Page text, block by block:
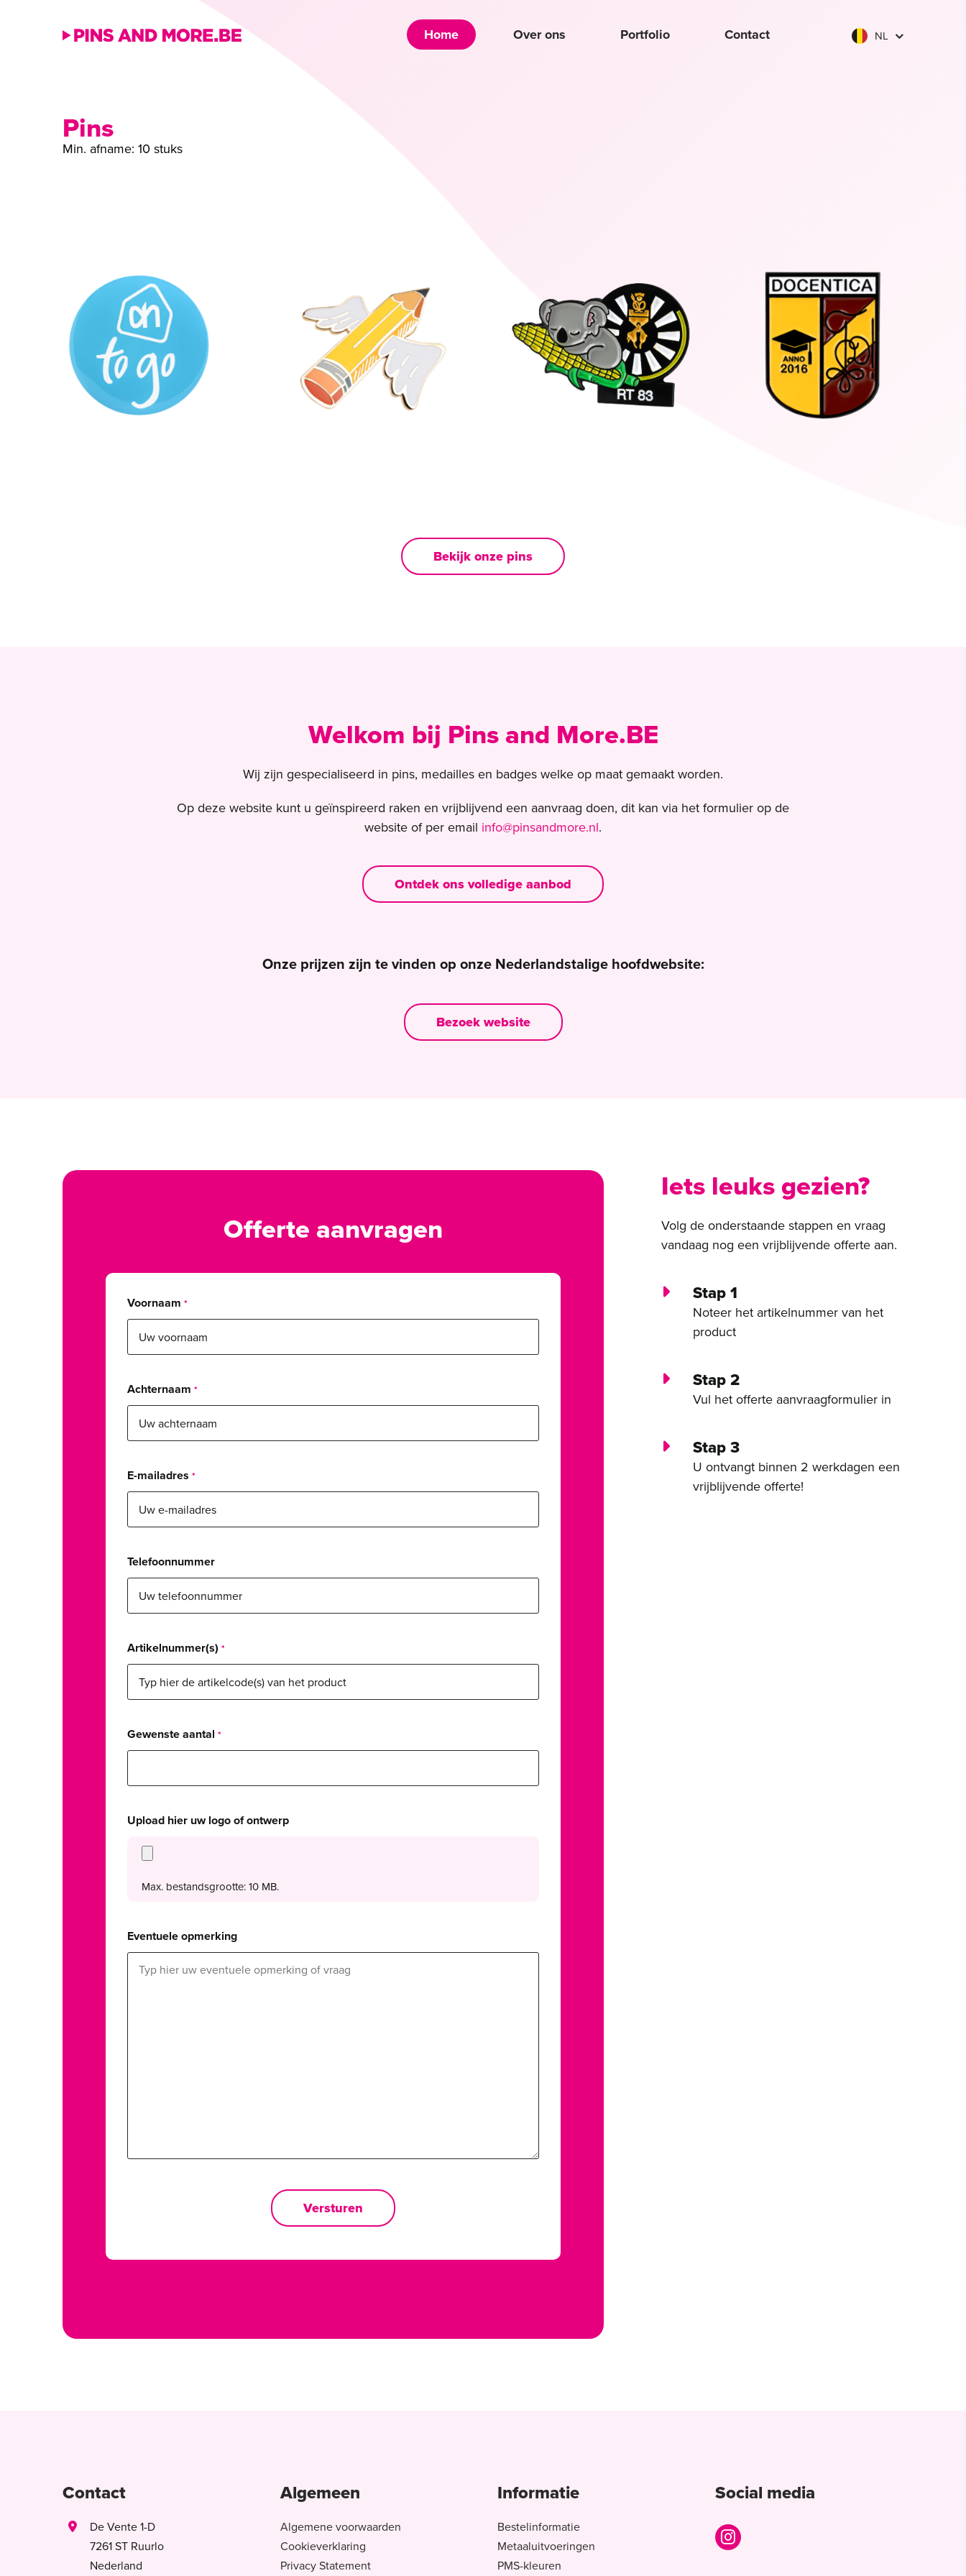
Home Over ons Portfolio Contact NL
Pins
Min. afname: 10 stuks
Bekijk onze pins
Welkom bij Pins and More.BE
Wij zijn gespecialiseerd in pins, medailles en badges welke op maat gemaakt worden.
Op deze website kunt u geïnspireerd raken en vrijblijvend een aanvraag doen, dit kan via het formulier op de
website of per email info@pinsandmore.nl.
Ontdek ons volledige aanbod
Onze prijzen zijn te vinden op onze Nederlandstalige hoofdwebsite:
Bezoek website
Offerte aanvragen
Voornaam
Achternaam
E-mailadres
Telefoonnummer
Artikelnummer(s)
Gewenste aantal
Upload hier uw logo of ontwerp
Max. bestandsgrootte: 10 MB.
Eventuele opmerking
Versturen
Iets leuks gezien?
Volg de onderstaande stappen en vraag
vandaag nog een vrijblijvende offerte aan.
Stap 1
Noteer het artikelnummer van het
product
Stap 2
Vul het offerte aanvraagformulier in
Stap 3
U ontvangt binnen 2 werkdagen een
vrijblijvende offerte!
Contact
De Vente 1-D
7261 ST Ruurlo
Nederland
Algemeen
Algemene voorwaarden
Cookieverklaring
Privacy Statement
Informatie
Bestelinformatie
Metaaluitvoeringen
PMS-kleuren
Social media